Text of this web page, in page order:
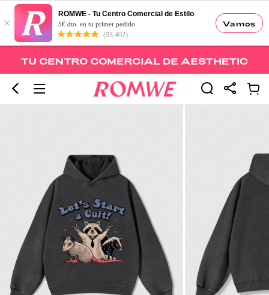
Vamos
×
ROMWE - Tu Centro Comercial de Estilo
5€ dto. en tu primer pedido
(93,402)